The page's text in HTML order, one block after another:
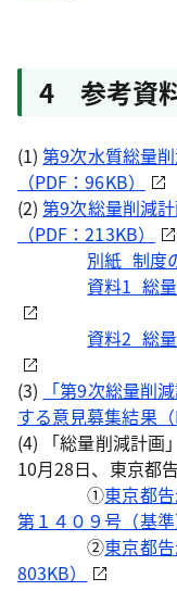
4 参考資
(1)第9次水質総量
（PDF：96KB）
(2)第9次総量削減
（PDF：213KB）
別紙_制度
資料1_総
資料2_総
(3)
「第9次総量削
する意見募集結果（
(4) 「総量削減計画
10月28日、東京都
①東京都
第１４０９号（基準
②東京都
803KB）